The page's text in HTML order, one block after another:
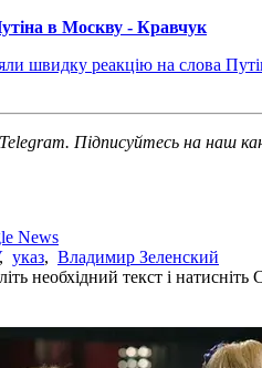
в Москву - Кравчук
швидку реакцію на слова
Підписуйтесь на наш
News
, указ, Владимир Зеленский
необхідний текст і